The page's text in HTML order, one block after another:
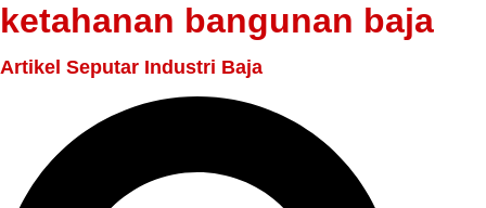
ketahanan bangunan baja
Artikel Seputar Industri Baja